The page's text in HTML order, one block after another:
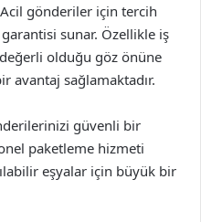
gönderiler için tercih
sunar. Özellikle iş
olduğu göz önüne
avantaj sağlamaktadır.
güvenli bir
paketleme hizmeti
eşyalar için büyük bir